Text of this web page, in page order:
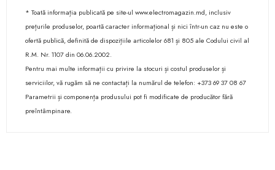
* Toată informația publicată pe site-ul www.electromagazin.md, inclusiv
prețurile produselor, poartă caracter informațional și nici într-un caz nu este o
ofertă publică, definită de dispozițiile articolelor 681 și 805 ale Codului civil al
R.M. Nr. 1107 din 06.06.2002.
Pentru mai multe informații cu privire la stocuri și costul produselor și
serviciilor, vă rugăm să ne contactați la numărul de telefon: +373 69 37 08 67
Parametrii și componența produsului pot fi modificate de producător fără
preîntâmpinare.